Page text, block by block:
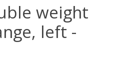
weight
left -